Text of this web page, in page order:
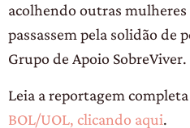
acolhendo outras mulheres
passassem pela solidão de
Grupo de Apoio SobreViver.
Leia a reportagem
BOL/UOL, clicando aqui.